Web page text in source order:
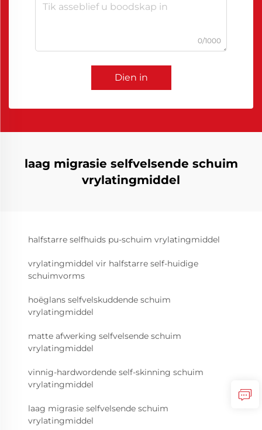
0/1000
Dien in
laag migrasie selfvelsende schuim
vrylatingmiddel
halfstarre selfhuids pu-schuim vrylatingmiddel
vrylatingmiddel vir halfstarre self-huidige
schuimvorms
hoëglans selfvelskuddende schuim
vrylatingmiddel
matte afwerking selfvelsende schuim
vrylatingmiddel
vinnig-hardwordende self-skinning schuim
vrylatingmiddel
laag migrasie selfvelsende schuim
vrylatingmiddel